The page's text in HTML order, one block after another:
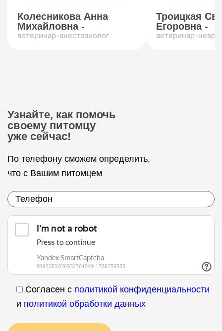
Колесникова Анна
Михайловна -
ветеринар-анестезиолог
Троицкая
Егоровна -
ветеринар-
Узнайте, как помочь
своему питомцу
уже сейчас!
По телефону сможем определить,
что с Вашим питомцем
Согласен с политикой конфиденциальности
и политикой обработки данных